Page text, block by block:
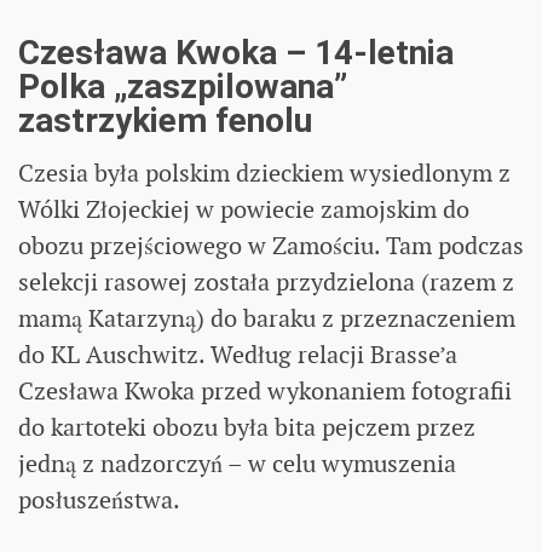
Czesława Kwoka – 14-letnia
Polka „zaszpilowana”
zastrzykiem fenolu
Czesia była polskim dzieckiem wysiedlonym z
Wólki Złojeckiej w powiecie zamojskim do
obozu przejściowego w Zamościu. Tam podczas
selekcji rasowej została przydzielona (razem z
mamą Katarzyną) do baraku z przeznaczeniem
do KL Auschwitz. Według relacji Brasse’a
Czesława Kwoka przed wykonaniem fotografii
do kartoteki obozu była bita pejczem przez
jedną z nadzorczyń – w celu wymuszenia
posłuszeństwa.